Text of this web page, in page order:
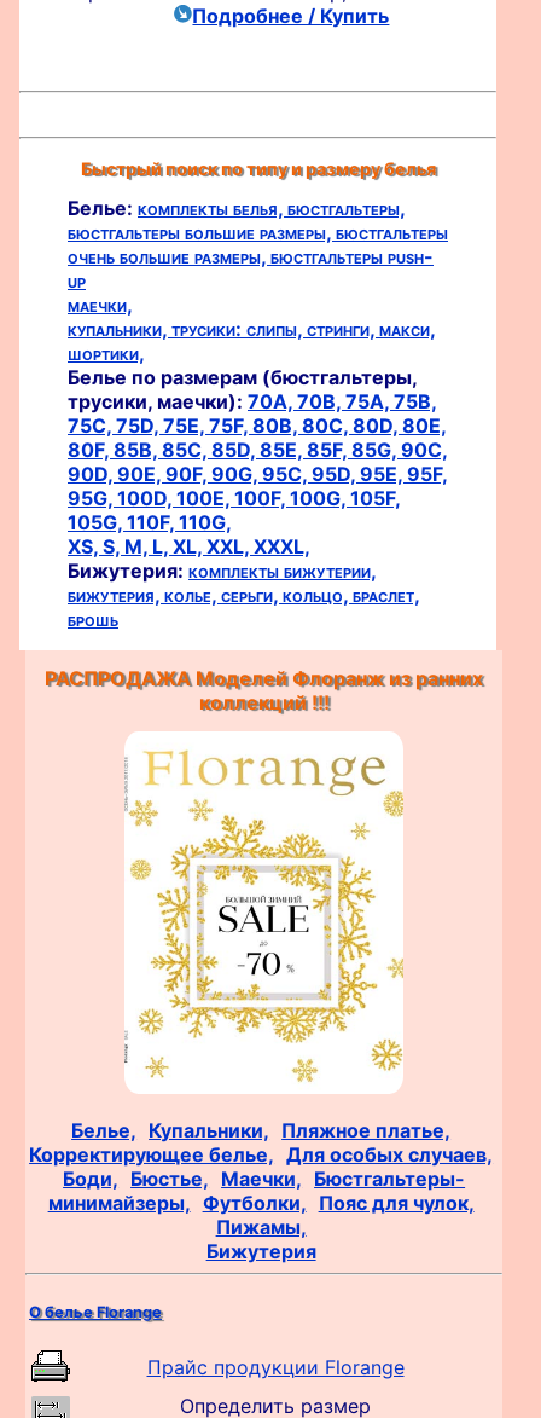
Подробнее / Купить
Быстрый поиск по типу и размеру белья
Белье: комплекты белья, бюстгальтеры,
бюстгальтеры большие размеры, бюстгальтеры
очень большие размеры, бюстгальтеры push-
up
маечки,
купальники, трусики: слипы, стринги, макси,
шортики,
Белье по размерам (бюстгальтеры,
трусики, маечки): 70A, 70B, 75A, 75B,
75C, 75D, 75E, 75F, 80B, 80C, 80D, 80E,
80F, 85B, 85C, 85D, 85E, 85F, 85G, 90C,
90D, 90E, 90F, 90G, 95C, 95D, 95E, 95F,
95G, 100D, 100E, 100F, 100G, 105F,
105G, 110F, 110G,
XS, S, M, L, XL, XXL, XXXL,
Бижутерия: комплекты бижутерии,
бижутерия, колье, серьги, кольцо, браслет,
брошь
РАСПРОДАЖА Моделей Флоранж из ранних
коллекций !!!
Белье, Купальники, Пляжное платье,
Корректирующее белье, Для особых случаев,
Боди, Бюстье, Маечки, Бюстгальтеры-
минимайзеры, Футболки, Пояс для чулок,
Пижамы,
Бижутерия
О белье Florange
Прайс продукции Florange
Определить размер